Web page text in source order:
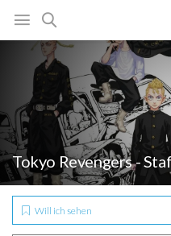
Tokyo Revengers -
Will ich sehen